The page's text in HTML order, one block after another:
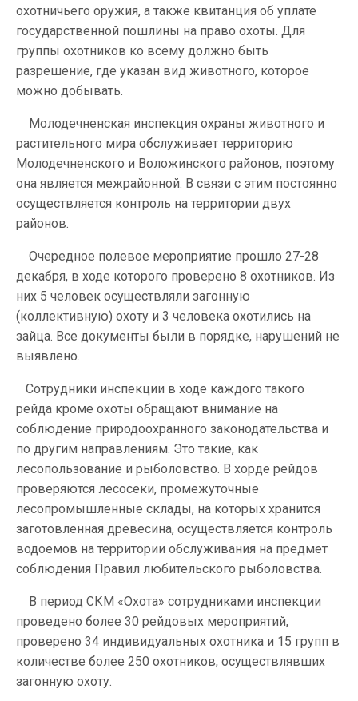
охотничьего оружия, а также квитанция об уплате
государственной пошлины на право охоты. Для
группы охотников ко всему должно быть
разрешение, где указан вид животного, которое
можно добывать.
Молодечненская инспекция охраны животного и
растительного мира обслуживает территорию
Молодечненского и Воложинского районов, поэтому
она является межрайонной. В связи с этим постоянно
осуществляется контроль на территории двух
районов.
Очередное полевое мероприятие прошло 27-28
декабря, в ходе которого проверено 8 охотников. Из
них 5 человек осуществляли загонную
(коллективную) охоту и 3 человека охотились на
зайца. Все документы были в порядке, нарушений не
выявлено.
Сотрудники инспекции в ходе каждого такого
рейда кроме охоты обращают внимание на
соблюдение природоохранного законодательства и
по другим направлениям. Это такие, как
лесопользование и рыболовство. В хорде рейдов
проверяются лесосеки, промежуточные
лесопромышленные склады, на которых хранится
заготовленная древесина, осуществляется контроль
водоемов на территории обслуживания на предмет
соблюдения Правил любительского рыболовства.
В период СКМ «Охота» сотрудниками инспекции
проведено более 30 рейдовых мероприятий,
проверено 34 индивидуальных охотника и 15 групп в
количестве более 250 охотников, осуществлявших
загонную охоту.